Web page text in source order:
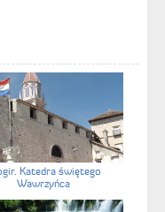
Katedra świętego
Wawrzyńca